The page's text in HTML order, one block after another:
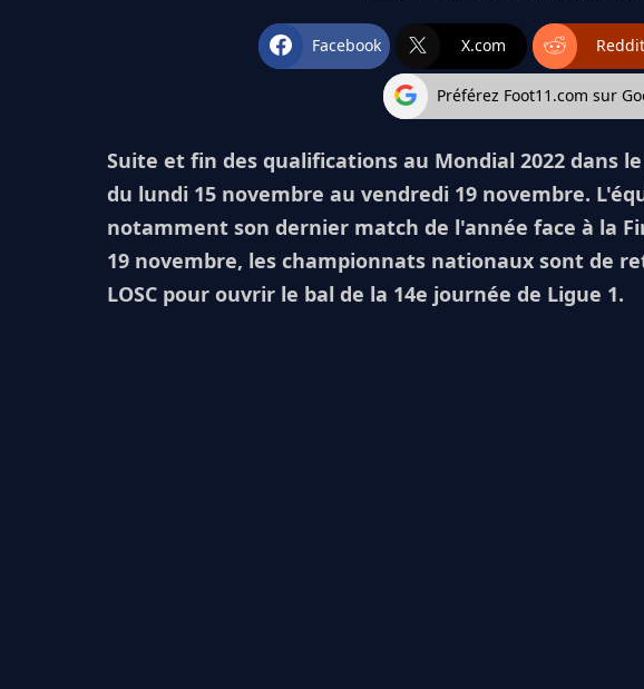
Facebook X.com Reddit
Préférez Foot11.com sur
Suite et fin des qualifications au Mondial 2022 dans
du lundi 15 novembre au vendredi 19 novembre.
notamment son dernier match de l'année face à la
19 novembre, les championnats nationaux sont de
LOSC pour ouvrir le bal de la 14e journée de Ligue 1.